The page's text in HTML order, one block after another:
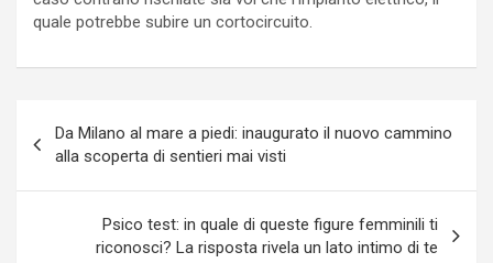
quale potrebbe subire un cortocircuito.
articoli
Da Milano al mare a piedi: inaugurato il nuovo cammino
alla scoperta di sentieri mai visti
Psico test: in quale di queste figure femminili ti
riconosci? La risposta rivela un lato intimo di te